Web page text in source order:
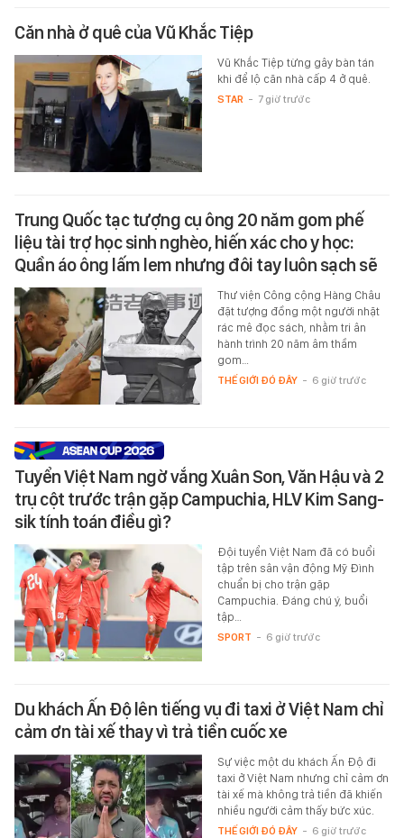
Căn nhà ở quê của Vũ Khắc Tiệp
Vũ Khắc Tiệp từng gây bàn tán
khi để lộ căn nhà cấp 4 ở quê.
STAR - 7 giờ trước
Trung Quốc tạc tượng cụ ông 20 năm gom phế
liệu tài trợ học sinh nghèo, hiến xác cho y học:
Quần áo ông lấm lem nhưng đôi tay luôn sạch sẽ
Thư viện Công cộng Hàng Châu
đặt tượng đồng một người nhặt
rác mê đọc sách, nhằm tri ân
hành trình 20 năm âm thầm
gom…
THẾ GIỚI ĐÓ ĐÂY - 6 giờ trước
Tuyển Việt Nam ngờ vắng Xuân Son, Văn Hậu và 2
trụ cột trước trận gặp Campuchia, HLV Kim Sang-
sik tính toán điều gì?
Đội tuyển Việt Nam đã có buổi
tập trên sân vận động Mỹ Đình
chuẩn bị cho trận gặp
Campuchia. Đáng chú ý, buổi
tập…
SPORT - 6 giờ trước
Du khách Ấn Độ lên tiếng vụ đi taxi ở Việt Nam chỉ
cảm ơn tài xế thay vì trả tiền cuốc xe
Sự việc một du khách Ấn Độ đi
taxi ở Việt Nam nhưng chỉ cảm ơn
tài xế mà không trả tiền đã khiến
nhiều người cảm thấy bức xúc.
THẾ GIỚI ĐÓ ĐÂY - 6 giờ trước